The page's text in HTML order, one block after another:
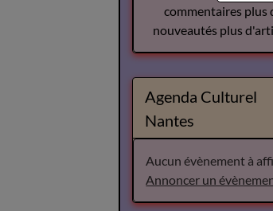
commentaires plus
nouveautés plus
Agenda Culturel
Nantes
Aucun évènement à
Annoncer un